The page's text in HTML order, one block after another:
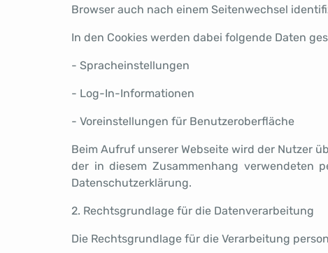
Browser auch nach einem Seitenwechsel
In den Cookies werden dabei folgende Daten
- Spracheinstellungen
- Log-In-Informationen
- Voreinstellungen für Benutzeroberfläche
Beim Aufruf unserer Webseite wird der Nutzer
der in diesem Zusammenhang verwendeten
Datenschutzerklärung.
2. Rechtsgrundlage für die Datenverarbeitung
Die Rechtsgrundlage für die Verarbeitung